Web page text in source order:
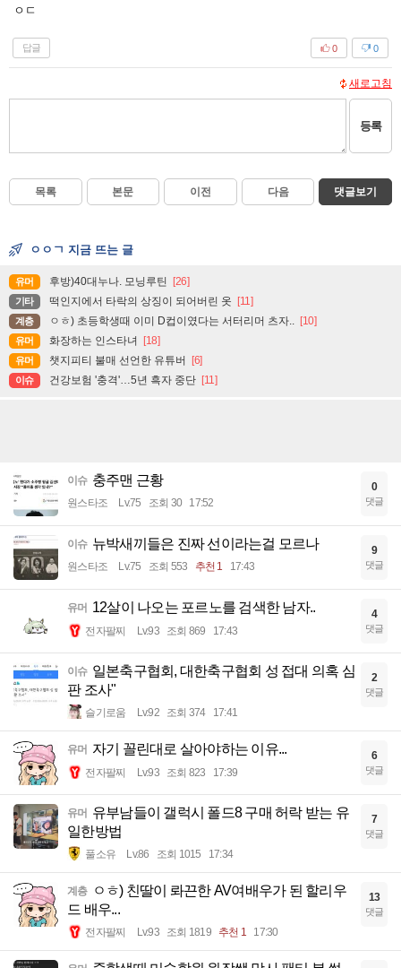
ㅇㄷ
답글 0
0
새로고침
등록
목록 본문 이전 다음 댓글보기
ㅇㅇㄱ 지금 뜨는 글
유머 후방)40대누나. 모닝루틴 [26]
기타 떡인지에서 타락의 상징이 되어버린 옷 [11]
계층 ㅇㅎ) 초등학생때 이미 D컵이였다는 서터리머 츠자.. [10]
유머 화장하는 인스타녀 [18]
유머 챗지피티 불매 선언한 유튜버 [6]
이슈 건강보험 '충격'…5년 흑자 중단 [11]
이슈 충주맨 근황
원스타조 Lv.75 조회 30 17:52
0
댓글
이슈 뉴박새끼들은 진짜 선이라는걸 모르나
원스타조 Lv.75 조회 553 추천 1 17:43
9
댓글
유머 12살이 나오는 포르노를 검색한 남자..
전자팔찌 Lv.93 조회 869 17:43
4
댓글
이슈 일본축구협회, 대한축구협회 성 접대 의혹 심
판 조사"
슬기로움 Lv.92 조회 374 17:41
2
댓글
유머 자기 꼴린대로 살아야하는 이유...
전자팔찌 Lv.93 조회 823 17:39
6
댓글
유머 유부남들이 갤럭시 폴드8 구매 허락 받는 유
일한방법
풀소유 Lv.86 조회 1015 17:34
7
댓글
계층
ㅇㅎ) 친딸이 롸끈한 AV여배우가 된 할리우
드 배우...
전자팔찌 Lv.93 조회 1819 추천 1 17:30
13
댓글